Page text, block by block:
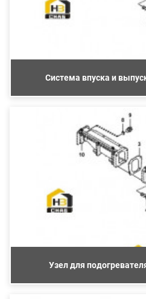
Система впуска и
Узел для